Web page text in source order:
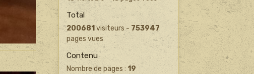
Total
200681 visiteurs - 753947
pages vues
Contenu
Nombre de pages : 19